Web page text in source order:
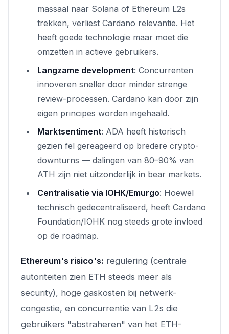
massaal naar Solana of Ethereum L2s
trekken, verliest Cardano relevantie. Het
heeft goede technologie maar moet die
omzetten in actieve gebruikers.
Langzame development: Concurrenten
innoveren sneller door minder strenge
review-processen. Cardano kan door zijn
eigen principes worden ingehaald.
Marktsentiment: ADA heeft historisch
gezien fel gereageerd op bredere crypto-
downturns — dalingen van 80–90% van
ATH zijn niet uitzonderlijk in bear markets.
Centralisatie via IOHK/Emurgo: Hoewel
technisch gedecentraliseerd, heeft Cardano
Foundation/IOHK nog steeds grote invloed
op de roadmap.
Ethereum's risico's: regulering (centrale
autoriteiten zien ETH steeds meer als
security), hoge gaskosten bij netwerk-
congestie, en concurrentie van L2s die
gebruikers "abstraheren" van het ETH-